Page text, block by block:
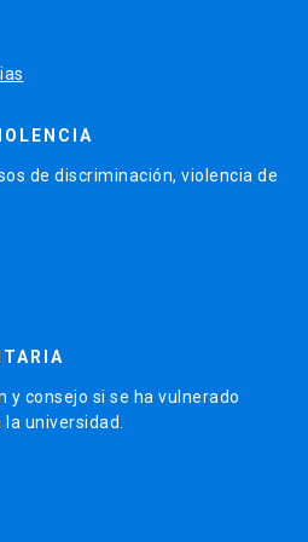
de discriminación, violencia de
consejo si se ha vulnerado
universidad.